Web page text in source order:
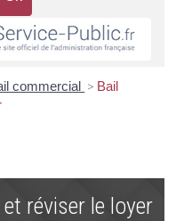
commercial > Bail
réviser le loyer